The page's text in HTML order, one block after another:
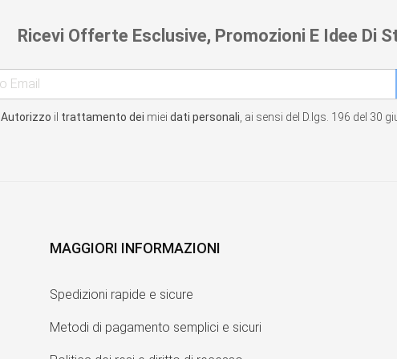
Ricevi Offerte Esclusive, Promozioni E Idee Di
Autorizzo il trattamento dei miei dati personali , ai sensi del D.lgs. 196 del 30
MAGGIORI INFORMAZIONI
Spedizioni rapide e sicure
Metodi di pagamento semplici e sicuri